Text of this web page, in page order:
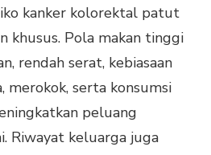
kanker kolorektal patut
khusus. Pola makan tinggi
rendah serat, kebiasaan
serta konsumsi
peluang
Riwayat keluarga juga